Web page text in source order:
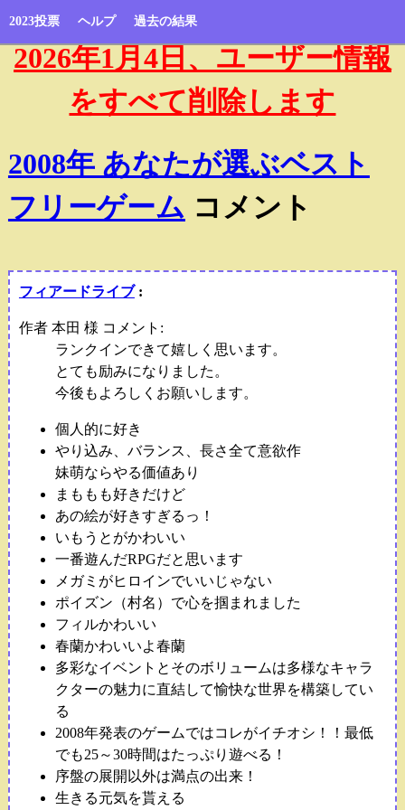
2023投票 ヘルプ 過去の結果
2026年1月4日、ユーザー情報
をすべて削除します
2008年 あなたが選ぶベスト
フリーゲーム コメント
フィアードライブ:
作者 本田 様 コメント:
ランクインできて嬉しく思います。
とても励みになりました。
今後もよろしくお願いします。
個人的に好き
やり込み、バランス、長さ全て意欲作
妹萌ならやる価値あり
まももも好きだけど
あの絵が好きすぎるっ！
いもうとがかわいい
一番遊んだRPGだと思います
メガミがヒロインでいいじゃない
ポイズン（村名）で心を掴まれました
フィルかわいい
春蘭かわいいよ春蘭
多彩なイベントとそのボリュームは多様なキャラ
クターの魅力に直結して愉快な世界を構築してい
る
2008年発表のゲームではコレがイチオシ！！最低
でも25～30時間はたっぷり遊べる！
序盤の展開以外は満点の出来！
生きる元気を貰える